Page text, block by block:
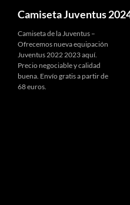
Camiseta Juventus
Camiseta de la Juventus –
Ofrecemos nueva equipación
Juventus 2022 2023 aquí.
Precio negociable y calidad
buena. Envío gratis a partir de
68 euros.